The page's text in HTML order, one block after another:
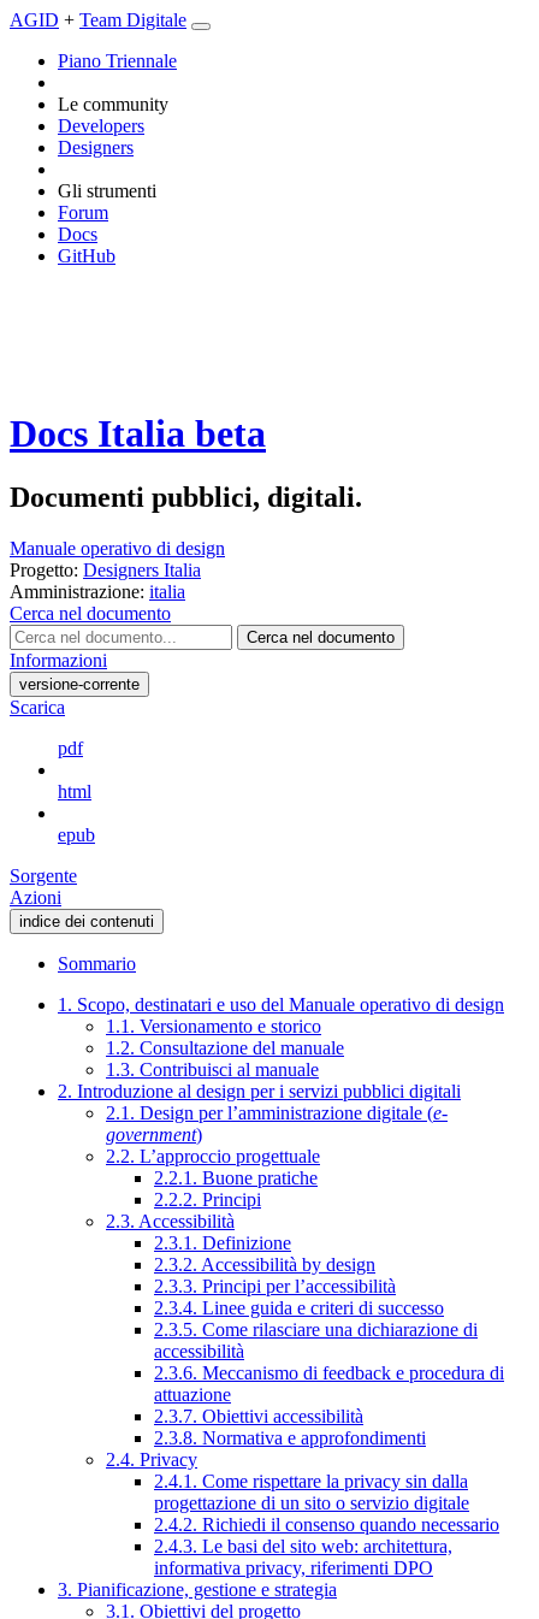
AGID + Team Digitale
Piano Triennale
Le community
Developers
Designers
Gli strumenti
Forum
Docs
GitHub
Docs Italia beta
Documenti pubblici, digitali.
Manuale operativo di design
Progetto: Designers Italia
Amministrazione: italia
Cerca nel documento
Cerca nel documento
Informazioni
versione-corrente
Scarica
pdf
html
epub
Sorgente
Azioni
indice dei contenuti
Sommario
1. Scopo, destinatari e uso del Manuale operativo di design
1.1. Versionamento e storico
1.2. Consultazione del manuale
1.3. Contribuisci al manuale
2. Introduzione al design per i servizi pubblici digitali
2.1. Design per l’amministrazione digitale (e-
government)
2.2. L’approccio progettuale
2.2.1. Buone pratiche
2.2.2. Principi
2.3. Accessibilità
2.3.1. Definizione
2.3.2. Accessibilità by design
2.3.3. Principi per l’accessibilità
2.3.4. Linee guida e criteri di successo
2.3.5. Come rilasciare una dichiarazione di
accessibilità
2.3.6. Meccanismo di feedback e procedura di
attuazione
2.3.7. Obiettivi accessibilità
2.3.8. Normativa e approfondimenti
2.4. Privacy
2.4.1. Come rispettare la privacy sin dalla
progettazione di un sito o servizio digitale
2.4.2. Richiedi il consenso quando necessario
2.4.3. Le basi del sito web: architettura,
informativa privacy, riferimenti DPO
3. Pianificazione, gestione e strategia
3.1. Obiettivi del progetto